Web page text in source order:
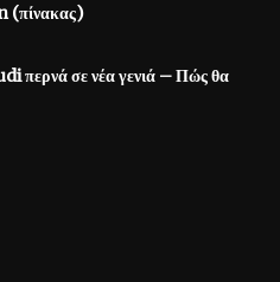
(πίνακας)
περνά σε νέα γενιά – Πώς θα